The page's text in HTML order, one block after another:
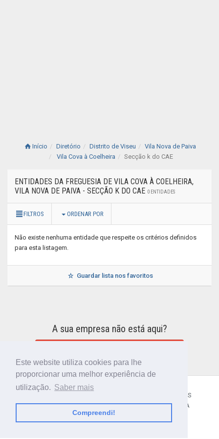
Este website utiliza cookies para lhe
proporcionar uma melhor experiência de
utilização. Saber mais
Compreendi!
Início Diretório Distrito de Viseu
Vila Nova de Paiva
Vila Cova à Coelheira
Secção k do CAE
ENTIDADES DA FREGUESIA DE VILA COVA À COELHEIRA,
VILA NOVA DE PAIVA - SECÇÃO K DO CAE 0 ENTIDADES
FILTROS ORDENAR POR
Não existe nenhuma entidade que respeite os critérios definidos
para esta listagem.
Guardar lista nos favoritos
A sua empresa não está aqui?
TERMOS E CONDIÇÕES
POLÍTICA DE PRIVACIDADE
CONTACTOS AJUDA